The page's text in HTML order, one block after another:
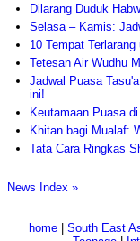
Dilarang Duduk
Selasa – Kamis:
10 Tempat
Tetesan Air Wudhu
Jadwal Puasa
ini!
Keutamaan Puasa
Khitan bagi Mualaf:
Tata Cara Ringkas
News Index »
home| South East